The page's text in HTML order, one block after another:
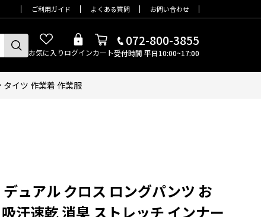
ご利用ガイド よくある質問 お問い合わせ
お気に入りログインカート
072-800-3855
受付時間 平日10:00~17:00
イツ 作業着 作業服
ュアル クロス ロングパンツ お
汗速乾 消臭 ストレッチ インナー